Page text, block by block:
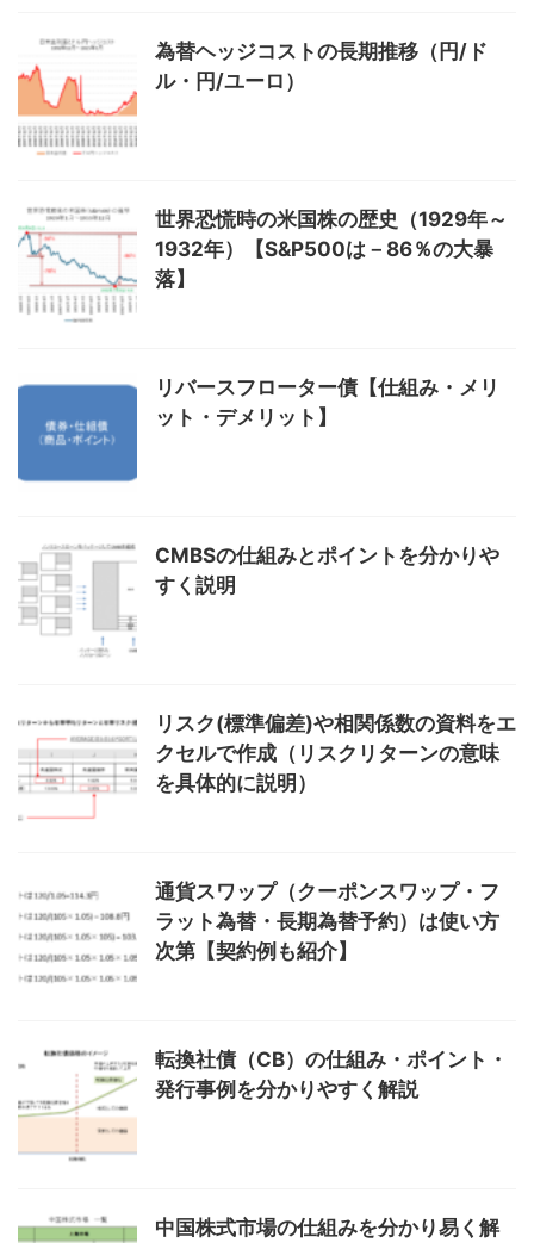
為替ヘッジコストの長期推移（円/ド
ル・円/ユーロ）
世界恐慌時の米国株の歴史（1929年～
1932年）【S&P500は－86％の大暴
落】
リバースフローター債【仕組み・メリ
ット・デメリット】
CMBSの仕組みとポイントを分かりや
すく説明
リスク(標準偏差)や相関係数の資料をエ
クセルで作成（リスクリターンの意味
を具体的に説明）
通貨スワップ（クーポンスワップ・フ
ラット為替・長期為替予約）は使い方
次第【契約例も紹介】
転換社債（CB）の仕組み・ポイント・
発行事例を分かりやすく解説
中国株式市場の仕組みを分かり易く解